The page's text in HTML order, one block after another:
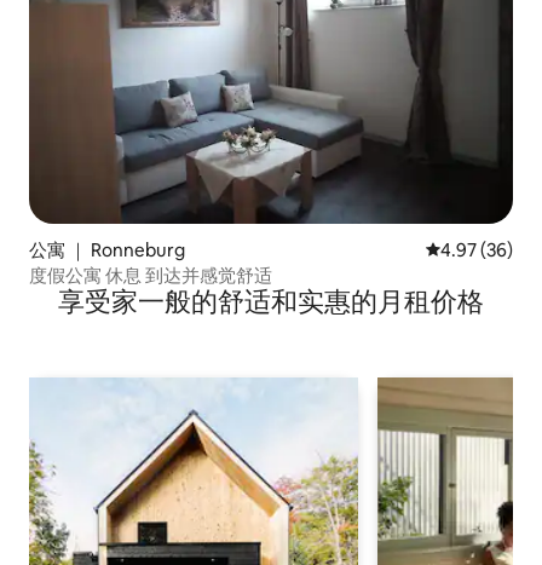
公寓 ｜ Ronneburg 平均评分
4.97 (36)
度假公寓 休息 到达并感觉舒适
享受家一般的舒适和实惠的月租价格